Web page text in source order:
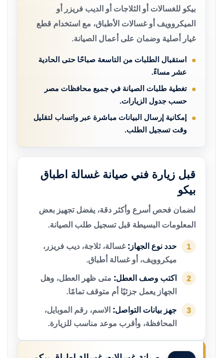
بيكو للغسالات أو الثلاجات أو الديب فريزر أو
الميكروويف أو غسالات الأطباق، مع استخدام قطع
غيار أصلية وضمان على أعمال الصيانة.
استقبال الطلبات من التاسعة صباحًا حتى الحادية
عشر مساءً.
تغطية طلبات الصيانة في جميع محافظات مصر
حسب جدول الزيارات.
إمكانية إرسال البيانات مباشرة عبر واتساب لتقليل
وقت تسجيل الطلب.
قبل زيارة فني صيانة غسالة اطباق
بيكو
لضمان فحص أسرع وأكثر دقة، يفضل تجهيز بعض
المعلومات البسيطة قبل تسجيل طلب الصيانة.
1 حدد نوع الجهاز: غسالة، ثلاجة، ديب فريزر،
ميكروويف، أو غسالة أطباق.
2 اكتب وصف العطل: متى ظهر العطل، وهل
الجهاز يعمل جزئيًا أم متوقف تمامًا.
3 جهز بيانات التواصل: الاسم، رقم الموبايل،
المحافظة، وأقرب موعد مناسب للزيارة.